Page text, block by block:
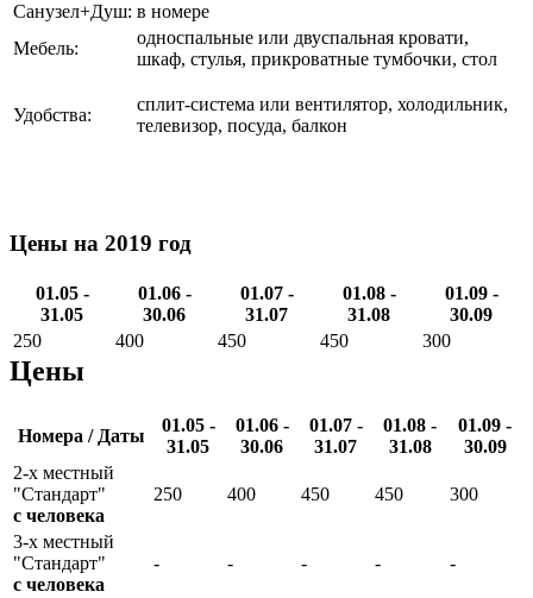
Санузел+Душ: в номере
Мебель:
односпальные или двуспальная кровати,
шкаф, стулья, прикроватные тумбочки, стол
Удобства:
сплит-система или вентилятор, холодильник,
телевизор, посуда, балкон
Цены на 2019 год
01.05 -
31.05
01.06 -
30.06
01.07 -
31.07
01.08 -
31.08
01.09 -
30.09
250
400 450 450 300
Цены
Номера / Даты
01.05 -
31.05
01.06 -
30.06
01.07 -
31.07
01.08 -
31.08
01.09 -
30.09
2-х местный
"Стандарт"
с человека
250 400 450 450 300
3-х местный
"Стандарт"
с человека
- - - - -